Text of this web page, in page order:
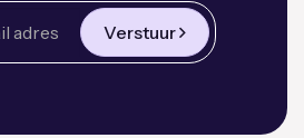
Verstuur